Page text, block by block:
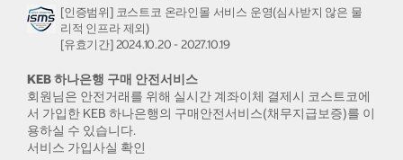
[인증범위] 코스트코 온라인몰 서비스 운영(심사받지 않은 물
리적 인프라 제외)
[유효기간] 2024.10.20 - 2027.10.19
KEB 하나은행 구매 안전서비스
회원님은 안전거래를 위해 실시간 계좌이체 결제시 코스트코에
서 가입한 KEB 하나은행의 구매안전서비스(채무지급보증)를 이
용하실 수 있습니다.
서비스 가입사실 확인